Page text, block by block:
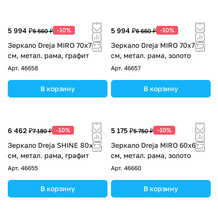
5 994 ₽6 660 ₽ -10%
Зеркало Dreja MIRO 70х70
см, метал. рама, графит
Арт. 46658
В корзину
5 994 ₽6 660 ₽ -10%
Зеркало Dreja MIRO 70х70
см, метал. рама, золото
Арт. 46657
В корзину
6 462 ₽7 180 ₽ -10%
Зеркало Dreja SHINE 80x80
см, метал. рама, графит
Арт. 46655
В корзину
5 175 ₽5 750 ₽ -10%
Зеркало Dreja MIRO 60х60
см, метал. рама, золото
Арт. 46660
В корзину